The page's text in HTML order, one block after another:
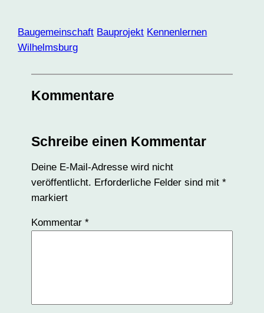
Baugemeinschaft Bauprojekt Kennenlernen
Wilhelmsburg
Kommentare
Schreibe einen Kommentar
Deine E-Mail-Adresse wird nicht
veröffentlicht. Erforderliche Felder sind mit *
markiert
Kommentar *